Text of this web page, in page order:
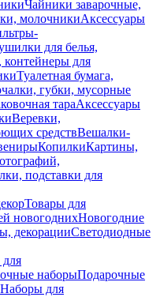
Чайники заварочные,
молочникиАксессуары
для белья,
для
Туалетная бумага,
губки, мусорные
тараАксессуары
Веревки,
средствВешалки-
КопилкиКартины,
подставки для
Товары для
новогоднихНовогодние
декорацииСветодиодные
наборыПодарочные
Наборы для